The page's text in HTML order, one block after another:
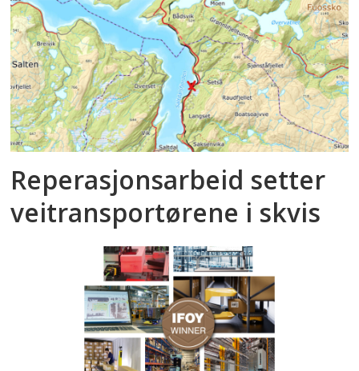
Reperasjonsarbeid setter
veitransportørene i skvis